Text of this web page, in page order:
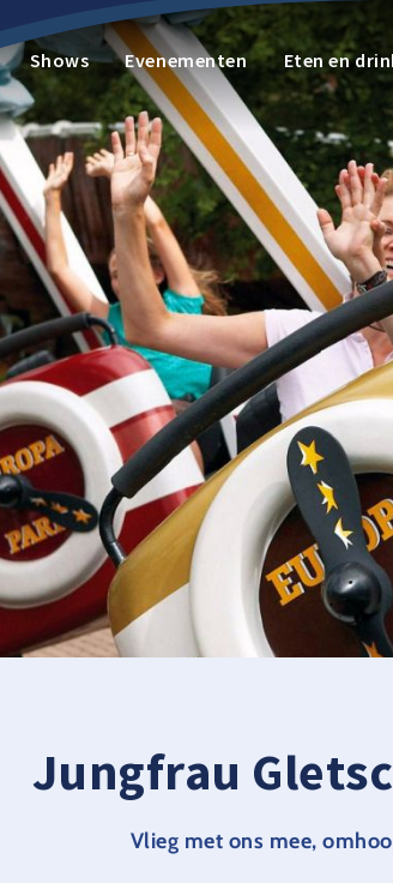
Shows Evenementen Eten en
Jungfrau
Vlieg met ons mee,